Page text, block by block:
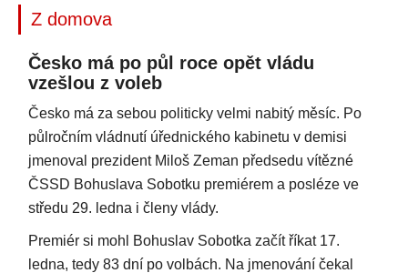
Z domova
Česko má po půl roce opět vládu
vzešlou z voleb
Česko má za sebou politicky velmi nabitý měsíc. Po
půlročním vládnutí úřednického kabinetu v demisi
jmenoval prezident Miloš Zeman předsedu vítězné
ČSSD Bohuslava Sobotku premiérem a posléze ve
středu 29. ledna i členy vlády.
Premiér si mohl Bohuslav Sobotka začít říkat 17.
ledna, tedy 83 dní po volbách. Na jmenování čekal